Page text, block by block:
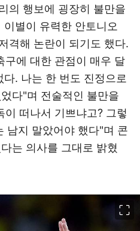
의 행보에 굉장히 불만을
별이 유력한 안토니오
격해 논란이 되기도 했다.
구에 대한 관점이 매우 달
. 나는 한 번도 진정으로
다"며 전술적인 불만을
이 떠나서 기쁘냐고? 그렇
남지 말았어야 했다"며 콘
는 의사를 그대로 밝혔